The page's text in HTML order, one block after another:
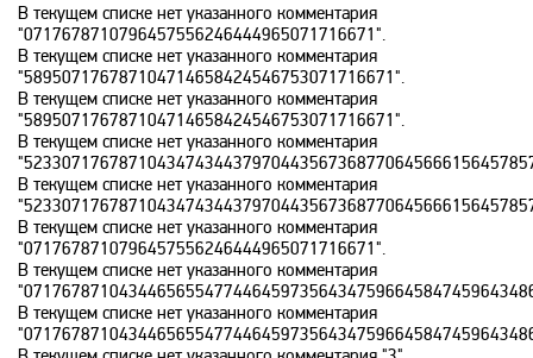
Disney
DNK
DTX
Europa Plus TV
Fox Life
В текущем списке нет указанного комментария
"0717678710796457556246444965071716671".
В текущем списке нет указанного комментария
"589507176787104714658424546753071716671".
В текущем списке нет указанного комментария
"589507176787104714658424546753071716671".
В текущем списке нет указанного комментария
В текущем списке нет указанного комментария
В текущем списке нет указанного комментария
"0717678710796457556246444965071716671".
В текущем списке нет указанного комментария
В текущем списке нет указанного комментария